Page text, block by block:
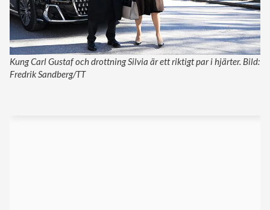
Kung Carl Gustaf och drottning Silvia är ett riktigt par i hjärter. Bild:
Fredrik Sandberg/TT